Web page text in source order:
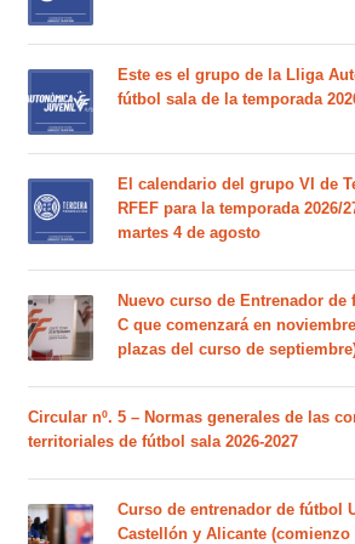
Este es el grupo de la Lliga
fútbol sala de la temporada
El calendario del grupo VI de
RFEF para la temporada 2026/
martes 4 de agosto
Nuevo curso de Entrenador de
C que comenzará en
plazas del curso de
Circular nº. 5 – Normas generales de las
territoriales de fútbol sala 2026-2027
Curso de entrenador de fútbol
Castellón y Alicante (comienzo